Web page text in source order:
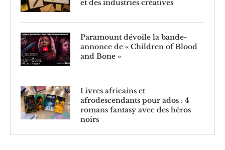
et des industries créatives
Paramount dévoile la bande-
annonce de « Children of Blood
and Bone »
Livres africains et
afrodescendants pour ados : 4
romans fantasy avec des héros
noirs